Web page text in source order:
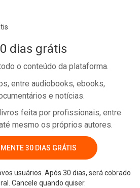
dias grátis
o conteúdo da plataforma.
entre audiobooks, ebooks,
e notícias.
feita por profissionais, entre
mesmo os próprios autores.
30 DIAS GRÁTIS
usuários. Após 30 dias, será cobrado
Cancele quando quiser.